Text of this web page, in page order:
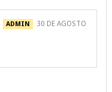
30 DE AGOSTO